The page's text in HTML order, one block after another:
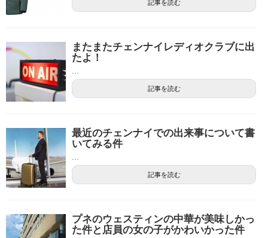
記事を読む
またまたチェンナイレディオクラブに出
たよ！
...
記事を読む
最近のチェンナイでの出来事について書
いてみる件
...
記事を読む
プネのウェスティンの中華が美味しかっ
た件と店員の女の子がかわいかった件